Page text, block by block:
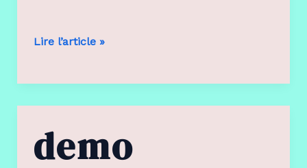
Demositannaonces
Lire l’article »
demo